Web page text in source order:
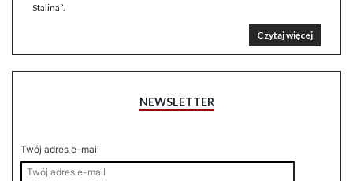
Stalina”.
Czytaj więcej
NEWSLETTER
Twój adres e-mail